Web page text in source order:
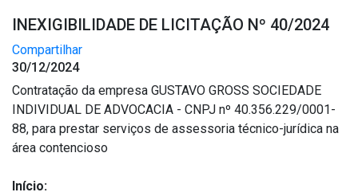
INEXIGIBILIDADE DE LICITAÇÃO Nº 40/2024
Compartilhar
30/12/2024
Contratação da empresa GUSTAVO GROSS SOCIEDADE
INDIVIDUAL DE ADVOCACIA - CNPJ nº 40.356.229/0001-
88, para prestar serviços de assessoria técnico-jurídica na
área contencioso
Início: